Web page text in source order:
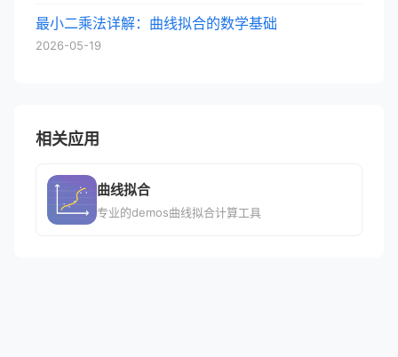
最小二乘法详解：曲线拟合的数学基础
2026-05-19
相关应用
曲线拟合
专业的demos曲线拟合计算工具